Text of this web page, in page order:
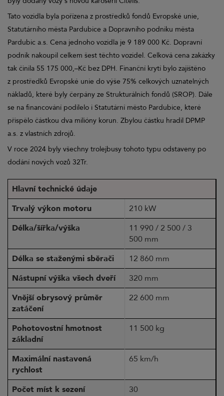
Tato vozidla byla pořízena z prostředků fondů Evropské unie,
Statutárního města Pardubice a Dopravního podniku města
Pardubic a.s. Cena jednoho vozidla je 9 189 000 Kč. Dopravní
podnik nakoupil celkem šest těchto vozidel. Celková cena zakázky
tak činila 55 175 000,–Kč bez DPH. Finanční krytí bylo zajištěno
z prostředků Evropské unie do výše 75% celkových uznatelných
nákladů, které byly čerpány ze Strukturálních fondů (SROP). Dále
se na financování podílelo i Statutární město Pardubice, které
přispělo částkou dva milióny korun. Zbylou částku hradil DPMP
a.s. z vlastních zdrojů.
V roce 2024 byly všechny trolejbusy tohoto typu odstaveny po
dodání nových vozů 32Tr.
Hlavní technické údaje
Trvalý výkon motoru
210 kW
Délka/šířka/výška
11 990 / 2 500 / 3
500 mm
Délka se staženými sběrači
12 860 mm
Nástupní výška všech dveří
320 mm
Vnější obrysový průměr
zatáčení
22 600 mm
Pohotovostní hmotnost
základní
11 500 kg
Maximální nastavená
rychlost
65 km/h
Počet míst k sezení
30